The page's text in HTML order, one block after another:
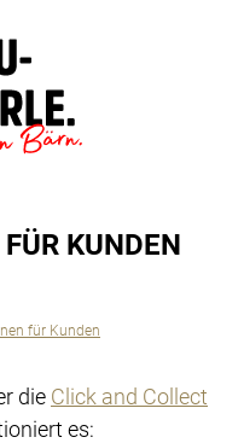
KUNDEN
für Kunden
die Click and Collect
es: